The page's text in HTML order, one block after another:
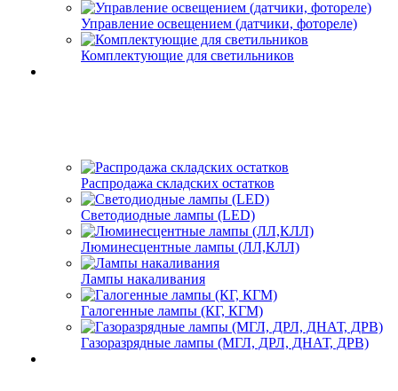
Управление освещением (датчики, фотореле)
Комплектующие для светильников
Распродажа складских остатков
Светодиодные лампы (LED)
Люминесцентные лампы (ЛЛ,КЛЛ)
Лампы накаливания
Галогенные лампы (КГ, КГМ)
Газоразрядные лампы (МГЛ, ДРЛ, ДНАТ, ДРВ)